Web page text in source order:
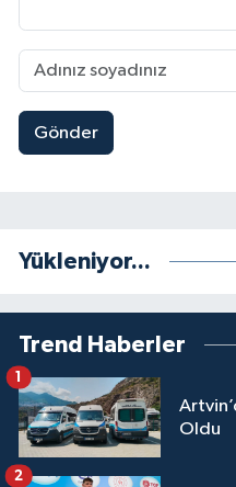
Gönder
Yükleniyor...
Trend Haberler
Oldu
1
2